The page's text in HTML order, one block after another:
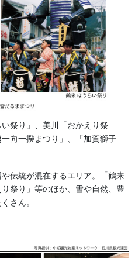
祭り」、美川「おかえり祭
向一揆まつり」、「加賀獅子
伝統が混在するエリア。「鶴来
祭り」等のほか、雪や自然、豊
さん。